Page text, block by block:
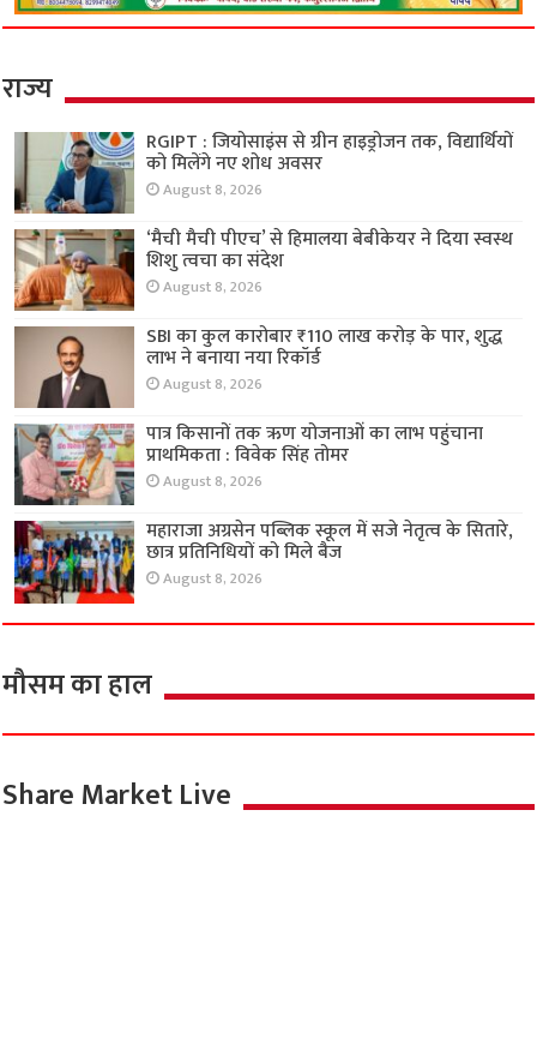
राज्य
RGIPT : जियोसाइंस से ग्रीन हाइड्रोजन तक, विद्यार्थियों
को मिलेंगे नए शोध अवसर
August 8, 2026
‘मैची मैची पीएच’ से हिमालया बेबीकेयर ने दिया स्वस्थ
शिशु त्वचा का संदेश
August 8, 2026
SBI का कुल कारोबार ₹110 लाख करोड़ के पार, शुद्ध
लाभ ने बनाया नया रिकॉर्ड
August 8, 2026
पात्र किसानों तक ऋण योजनाओं का लाभ पहुंचाना
प्राथमिकता : विवेक सिंह तोमर
August 8, 2026
महाराजा अग्रसेन पब्लिक स्कूल में सजे नेतृत्व के सितारे,
छात्र प्रतिनिधियों को मिले बैज
August 8, 2026
मौसम का हाल
Share Market Live